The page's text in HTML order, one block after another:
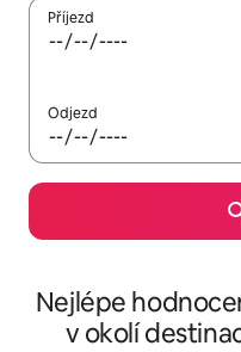
Příjezd
Odjezd
Nejlépe
v okolí